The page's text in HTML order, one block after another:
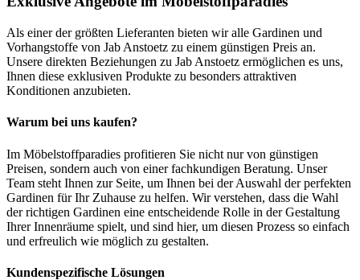
Als einer der größten Lieferanten bieten wir alle Gardinen und
Vorhangstoffe von Jab Anstoetz zu einem günstigen Preis an.
Unsere direkten Beziehungen zu Jab Anstoetz ermöglichen es uns,
Ihnen diese exklusiven Produkte zu besonders attraktiven
Konditionen anzubieten.
Warum bei uns kaufen?
Im Möbelstoffparadies profitieren Sie nicht nur von günstigen
Preisen, sondern auch von einer fachkundigen Beratung. Unser
Team steht Ihnen zur Seite, um Ihnen bei der Auswahl der perfekten
Gardinen für Ihr Zuhause zu helfen. Wir verstehen, dass die Wahl
der richtigen Gardinen eine entscheidende Rolle in der Gestaltung
Ihrer Innenräume spielt, und sind hier, um diesen Prozess so einfach
und erfreulich wie möglich zu gestalten.
Kundenspezifische Lösungen